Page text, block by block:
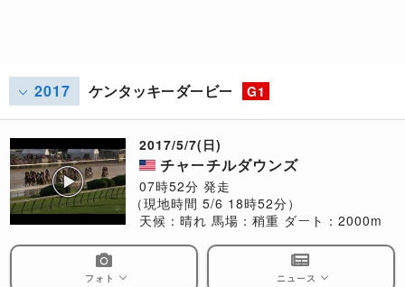
2017 ケンタッキーダービー G1
2017/5/7(日)
チャーチルダウンズ
07時52分 発走
（現地時間 5/6 18時52分）
天候：晴れ 馬場：稍重 ダート：2000m
フォト ニュース